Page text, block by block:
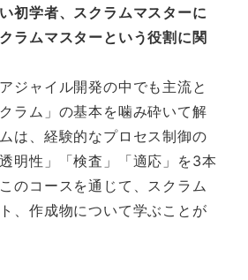
初学者、スクラムマスターに
ラムマスターという役割に関
ジャイル開発の中でも主流と
ラム」の基本を噛み砕いて解
は、経験的なプロセス制御の
明性」「検査」「適応」を3本
のコースを通じて、スクラム
、作成物について学ぶことが